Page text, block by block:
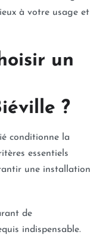
à votre usage et
un
?
conditionne la
essentiels
une installation
de
indispensable.